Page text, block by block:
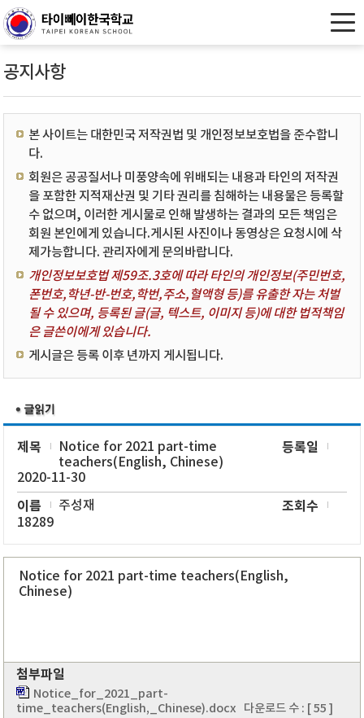
공지사항
본 사이트는 대한민국 저작권법 및 개인정보보호법을 준수합니
다.
회원은 공공질서나 미풍양속에 위배되는 내용과 타인의 저작권
을 포함한 지적재산권 및 기타 권리를 침해하는 내용물은 등록할
수 없으며, 이러한 게시물로 인해 발생하는 결과의 모든 책임은
회원 본인에게 있습니다.게시된 사진이나 동영상은 요청시에 삭
제가능합니다. 관리자에게 문의바랍니다.
개인정보보호법 제59조.3호에 따라 타인의 개인정보(주민번호,
폰번호,학년-반-번호,학번,주소,혈액형 등)를 유출한 자는 처벌
될 수 있으며, 등록된 글(글, 텍스트, 이미지 등)에 대한 법적책임
은 글쓴이에게 있습니다.
게시글은 등록 이후 년까지 게시됩니다.
제목
Notice for 2021 part-time
teachers(English, Chinese)
등록일
2020-11-30
이름 주성재 조회수
18289
Notice for 2021 part-time teachers(English,
Chinese)
첨부파일
Notice_for_2021_part-
time_teachers(English,_Chinese).docx 다운로드 수 : [ 55 ]